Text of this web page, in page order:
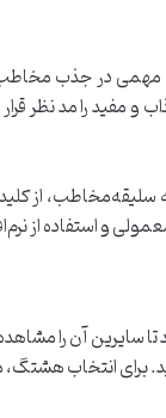
در جذب مخاطب
مفید را مد نظر
سلیقه‌مخاطب، از
و استفاده از
سایرین آن را
انتخاب هشتگ،